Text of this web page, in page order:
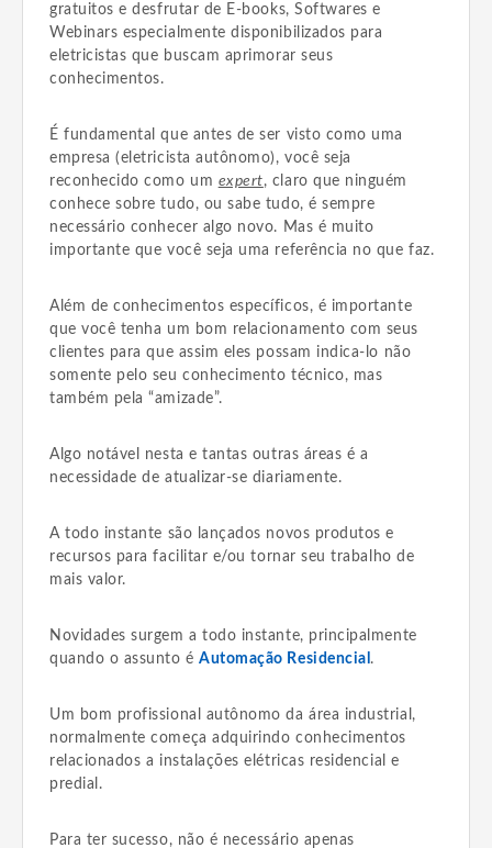
gratuitos e desfrutar de E-books, Softwares e
Webinars especialmente disponibilizados para
eletricistas que buscam aprimorar seus
conhecimentos.
É fundamental que antes de ser visto como uma
empresa (eletricista autônomo), você seja
reconhecido como um expert, claro que ninguém
conhece sobre tudo, ou sabe tudo, é sempre
necessário conhecer algo novo. Mas é muito
importante que você seja uma referência no que faz.
Além de conhecimentos específicos, é importante
que você tenha um bom relacionamento com seus
clientes para que assim eles possam indica-lo não
somente pelo seu conhecimento técnico, mas
também pela “amizade”.
Algo notável nesta e tantas outras áreas é a
necessidade de atualizar-se diariamente.
A todo instante são lançados novos produtos e
recursos para facilitar e/ou tornar seu trabalho de
mais valor.
Novidades surgem a todo instante, principalmente
quando o assunto éAutomação Residencial .
Um bom profissional autônomo da área industrial,
normalmente começa adquirindo conhecimentos
relacionados a instalações elétricas residencial e
predial.
Para ter sucesso, não é necessário apenas